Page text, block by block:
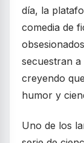
día, la
comedia de
secuestran
creyendo
humor y
Uno de los